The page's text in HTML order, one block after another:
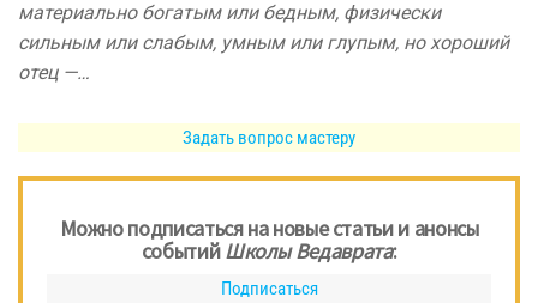
материально богатым или бедным, физически
сильным или слабым, умным или глупым, но хороший
отец —…
Задать вопрос мастеру
Можно подписаться на новые статьи и анонсы
событийШколы Ведаврата:
Подписаться